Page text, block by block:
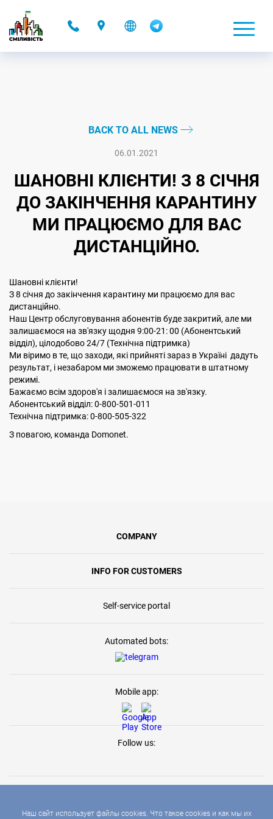
Наш сайт использует файлы cookies. Что такое cookies и как мы их
BACK TO ALL NEWS
06.01.2021
ШАНОВНІ КЛІЄНТИ! З 8 СIЧНЯ
ДО ЗАКІНЧЕННЯ КАРАНТИНУ
МИ ПРАЦЮЄМО ДЛЯ ВАС
ДИСТАНЦІЙНО.
Шановні клієнти!
З 8 сiчня до закінчення карантину ми працюємо для вас
дистанційно.
Наш Центр обслуговування абонентів буде закритий, але ми
залишаємося на зв'язку щодня 9:00-21: 00 (Абонентський
відділ), цілодобово 24/7 (Технічна підтримка)
Ми віримо в те, що заходи, які прийняті зараз в Україні дадуть
результат, і незабаром ми зможемо працювати в штатному
режимі.
Бажаємо всім здоров'я і залишаємося на зв'язку.
Абонентський відділ: 0-800-501-011
Технічна підтримка: 0-800-505-322
З повагою, команда Domonet.
COMPANY
INFO FOR CUSTOMERS
Self-service portal
Automated bots:
Mobile app:
Follow us: